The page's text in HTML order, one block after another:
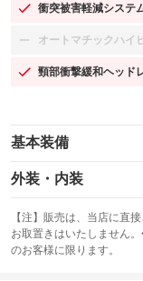
衝突被害軽減システ
：装備あり
オートマチックハイ
：装備なし
頸部衝撃緩和ヘッド
：装備あり
基本装備
エアバッグ：運転席/
：装備あり
：装備あり
サンルーフ
：装備なし
外装・内装
カーナビ：SDナビ
：装備あり
TV：フルセグ
：装備あり
【注】販売は、当店に直
お取置きはいたしません
のお客様に限ります。